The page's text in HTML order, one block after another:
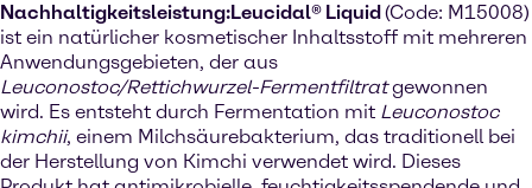
Nachhaltigkeitsleistung:Leucidal® Liquid(Code: M15008)
ist ein natürlicher kosmetischer Inhaltsstoff mit mehreren
Anwendungsgebieten, der aus
Leuconostoc/Rettichwurzel-Fermentfiltratgewonnen
wird. Es entsteht durch Fermentation mit Leuconostoc
kimchii, einem Milchsäurebakterium, das traditionell bei
der Herstellung von Kimchi verwendet wird. Dieses